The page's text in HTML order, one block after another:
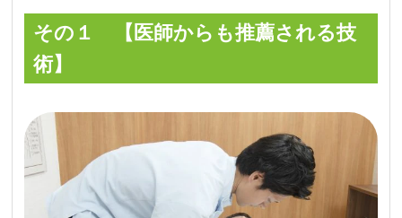
その１ 【医師からも推薦される技
術】